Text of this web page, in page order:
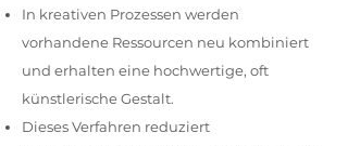
In kreativen Prozessen werden
vorhandene Ressourcen neu kombiniert
und erhalten eine hochwertige, oft
künstlerische Gestalt.
Dieses Verfahren reduziert